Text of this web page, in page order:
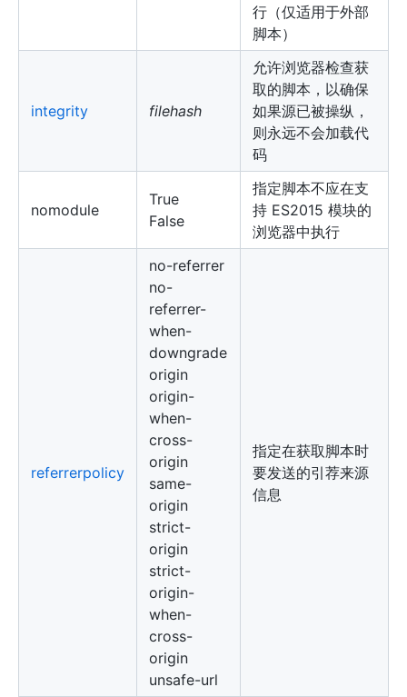
行（仅适用于外部
脚本）
integrity filehash
允许浏览器检查获
取的脚本，以确保
如果源已被操纵，
则永远不会加载代
码
nomodule
True
False
指定脚本不应在支
持 ES2015 模块的
浏览器中执行
referrerpolicy
no-referrer
no-
referrer-
when-
downgrade
origin
origin-
when-
cross-
origin
same-
origin
strict-
origin
strict-
origin-
when-
cross-
origin
unsafe-url
指定在获取脚本时
要发送的引荐来源
信息